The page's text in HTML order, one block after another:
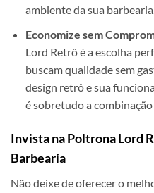
ambiente da sua
Economize sem
Lord Retrô é a escolha
buscam qualidade sem
design retrô e sua
é sobretudo a
Invista na Poltrona Lord
Barbearia
Não deixe de oferecer o